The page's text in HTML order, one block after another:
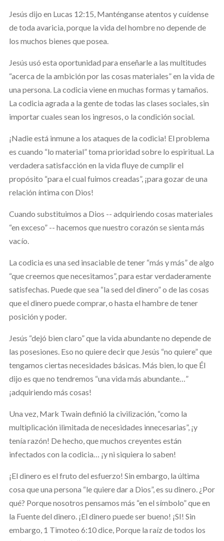
Jesús dijo en Lucas 12:15, Manténganse atentos y cuídense
de toda avaricia, porque la vida del hombre no depende de
los muchos bienes que posea.
Jesús usó esta oportunidad para enseñarle a las multitudes
“acerca de la ambición por las cosas materiales” en la vida de
una persona. La codicia viene en muchas formas y tamaños.
La codicia agrada a la gente de todas las clases sociales, sin
importar cuales sean los ingresos, o la condición social.
¡Nadie está inmune a los ataques de la codicia! El problema
es cuando “lo material” toma prioridad sobre lo espiritual. La
verdadera satisfacción en la vida fluye de cumplir el
propósito “para el cual fuimos creadas”, ¡para gozar de una
relación íntima con Dios!
Cuando substituimos a Dios -- adquiriendo cosas materiales
“en exceso” -- hacemos que nuestro corazón se sienta más
vacío.
La codicia es una sed insaciable de tener “más y más” de algo
“que creemos que necesitamos”, para estar verdaderamente
satisfechas. Puede que sea “la sed del dinero” o de las cosas
que el dinero puede comprar, o hasta el hambre de tener
posición y poder.
Jesús “dejó bien claro” que la vida abundante no depende de
las posesiones. Eso no quiere decir que Jesús “no quiere” que
tengamos ciertas necesidades básicas. Más bien, lo que Él
dijo es que no tendremos “una vida más abundante…”
¡adquiriendo más cosas!
Una vez, Mark Twain definió la civilización, “como la
multiplicación ilimitada de necesidades innecesarias”, ¡y
tenía razón! De hecho, que muchos creyentes están
infectados con la codicia… ¡y ni siquiera lo saben!
¡El dinero es el fruto del esfuerzo! Sin embargo, la última
cosa que una persona “le quiere dar a Dios”, es su dinero. ¿Por
qué? Porque nosotros pensamos más “en el símbolo” que en
la Fuente del dinero. ¡El dinero puede ser bueno! ¡SI! Sin
embargo, 1 Timoteo 6:10 dice, Porque la raíz de todos los